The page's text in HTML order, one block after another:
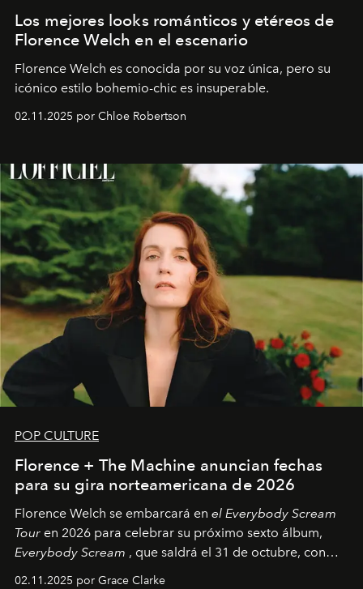
Los mejores looks románticos y etéreos de
Florence Welch en el escenario
Florence Welch es conocida por su voz única, pero su
icónico estilo bohemio-chic es insuperable.
02.11.2025 por Chloe Robertson
POP CULTURE
Florence + The Machine anuncian fechas
para su gira norteamericana de 2026
Florence Welch se embarcará en el Everybody Scream
Tour en 2026 para celebrar su próximo sexto álbum,
Everybody Scream , que saldrá el 31 de octubre, con
fechas en Norteamérica a partir de abril del próximo
02.11.2025 por Grace Clarke